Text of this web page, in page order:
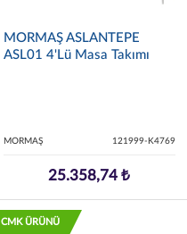
MORMAŞ ASLANTEPE
ASL01 4'lü Masa Takımı
MORMAŞ 121999-K4769
25.358,74 ₺
CMK ÜRÜNÜ